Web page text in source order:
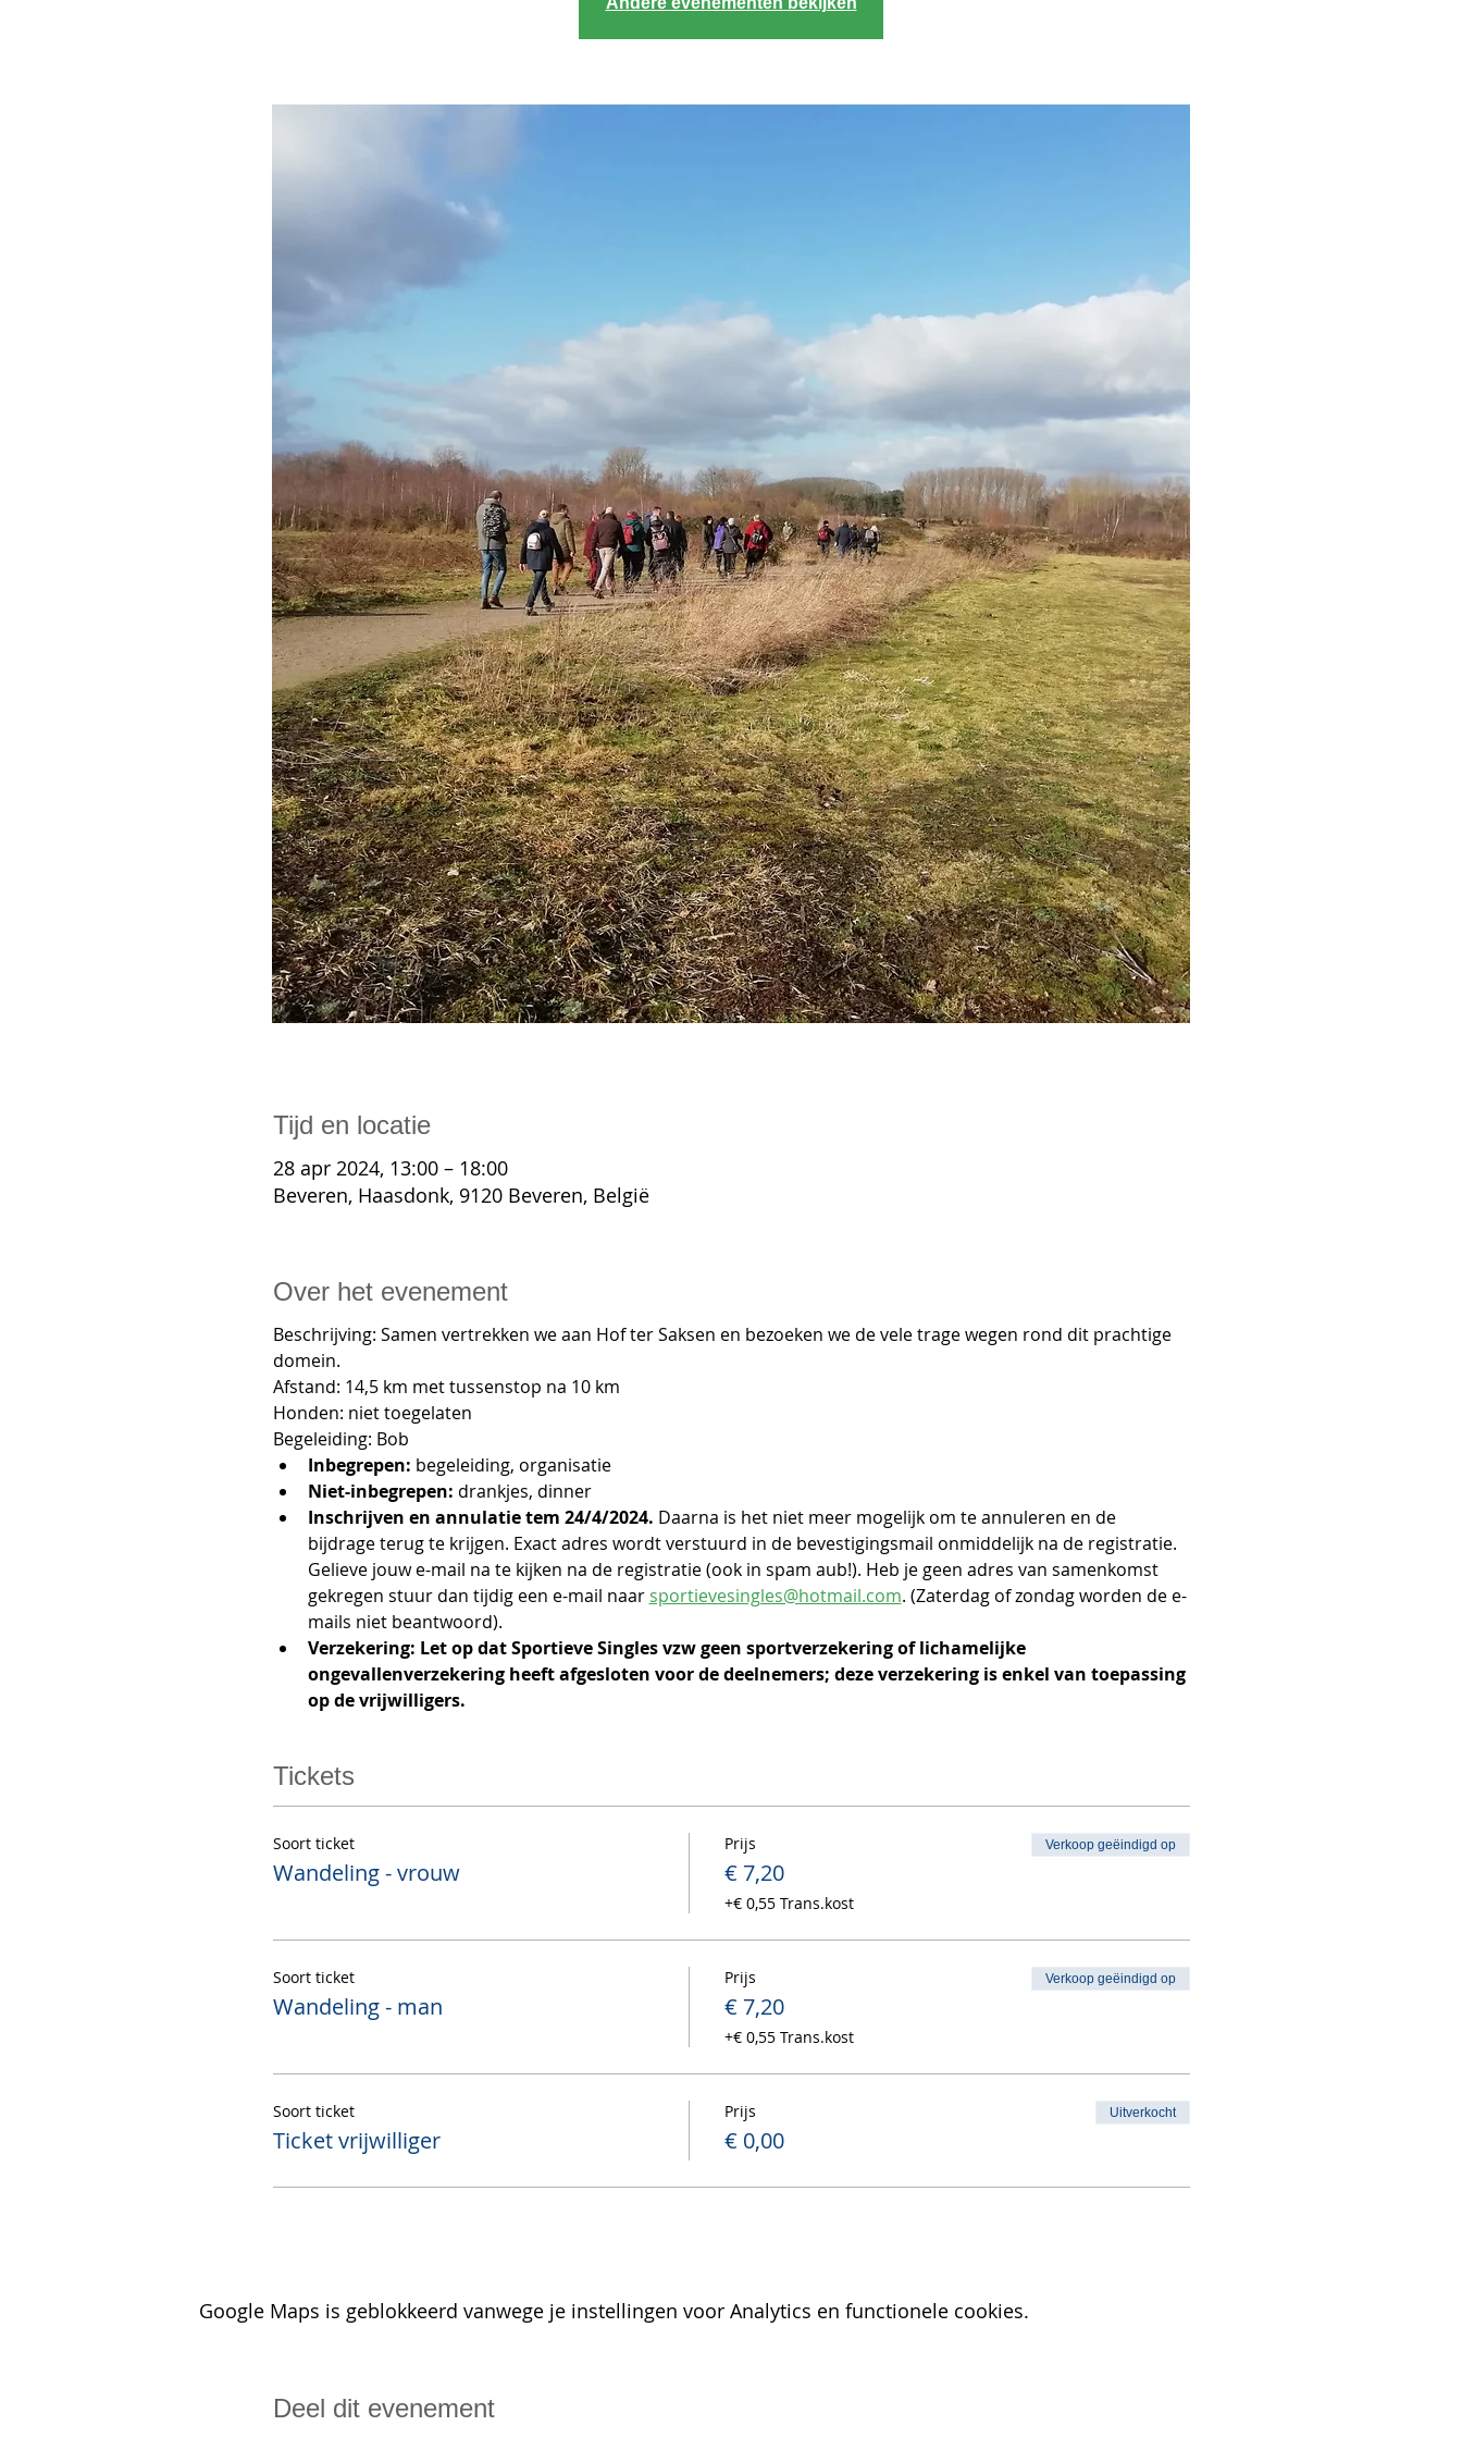
Tijd en locatie
28 apr 2024, 13:00 – 18:00
Beveren, Haasdonk, 9120 Beveren, België
Over het evenement
Beschrijving: Samen vertrekken we aan Hof ter Saksen en bezoeken we de vele trage wegen rond dit prachtige
domein.
Afstand: 14,5 km met tussenstop na 10 km
Honden: niet toegelaten
Begeleiding: Bob
Inbegrepen: begeleiding, organisatie
Niet-inbegrepen: drankjes, dinner
Inschrijven en annulatie tem 24/4/2024. Daarna is het niet meer mogelijk om te annuleren en de
bijdrage terug te krijgen. Exact adres wordt verstuurd in de bevestigingsmail onmiddelijk na de registratie.
Gelieve jouw e-mail na te kijken na de registratie (ook in spam aub!). Heb je geen adres van samenkomst
gekregen stuur dan tijdig een e-mail naar sportievesingles@hotmail.com. (Zaterdag of zondag worden de e-
mails niet beantwoord).
Verzekering: Let op dat Sportieve Singles vzw geen sportverzekering of lichamelijke
ongevallenverzekering heeft afgesloten voor de deelnemers; deze verzekering is enkel van toepassing
op de vrijwilligers.
Tickets
Soort ticket
Wandeling - vrouw
Prijs
€ 7,20
+€ 0,55 Trans.kost
Verkoop geëindigd op
Soort ticket
Wandeling - man
Prijs
€ 7,20
+€ 0,55 Trans.kost
Verkoop geëindigd op
Soort ticket
Ticket vrijwilliger
Prijs
€ 0,00
Uitverkocht
Google Maps is geblokkeerd vanwege je instellingen voor Analytics en functionele cookies.
Deel dit evenement